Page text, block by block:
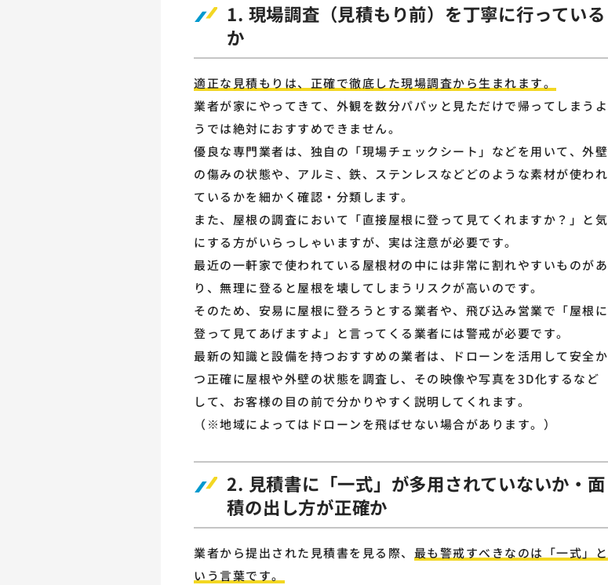
1. 現場調査（見積もり前）を丁寧に行っている
か
適正な見積もりは、正確で徹底した現場調査から生まれます。
業者が家にやってきて、外観を数分パパッと見ただけで帰ってしまうよ
うでは絶対におすすめできません。
優良な専門業者は、独自の「現場チェックシート」などを用いて、外壁
の傷みの状態や、アルミ、鉄、ステンレスなどどのような素材が使われ
ているかを細かく確認・分類します。
また、屋根の調査において「直接屋根に登って見てくれますか？」と気
にする方がいらっしゃいますが、実は注意が必要です。
最近の一軒家で使われている屋根材の中には非常に割れやすいものがあ
り、無理に登ると屋根を壊してしまうリスクが高いのです。
そのため、安易に屋根に登ろうとする業者や、飛び込み営業で「屋根に
登って見てあげますよ」と言ってくる業者には警戒が必要です。
最新の知識と設備を持つおすすめの業者は、ドローンを活用して安全か
つ正確に屋根や外壁の状態を調査し、その映像や写真を3D化するなど
して、お客様の目の前で分かりやすく説明してくれます。
（※地域によってはドローンを飛ばせない場合があります。）
2. 見積書に「一式」が多用されていないか・面
積の出し方が正確か
業者から提出された見積書を見る際、 最も警戒すべきなのは「一式」と
いう言葉です。